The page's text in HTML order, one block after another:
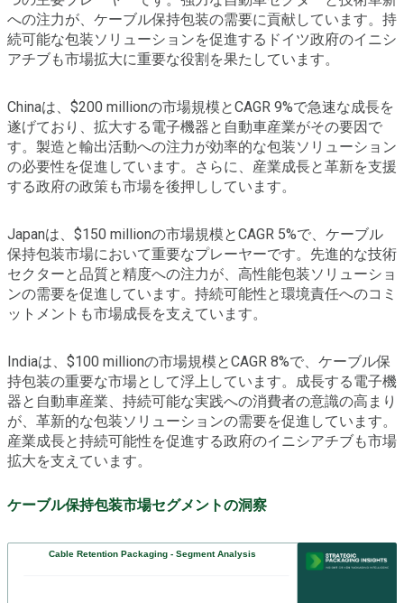
への注力が、ケーブル保持包装の需要に貢献しています。持
続可能な包装ソリューションを促進するドイツ政府のイニシ
アチブも市場拡大に重要な役割を果たしています。
Chinaは、$200 millionの市場規模とCAGR 9%で急速な成長を
遂げており、拡大する電子機器と自動車産業がその要因で
す。製造と輸出活動への注力が効率的な包装ソリューション
の必要性を促進しています。さらに、産業成長と革新を支援
する政府の政策も市場を後押ししています。
Japanは、$150 millionの市場規模とCAGR 5%で、ケーブル
保持包装市場において重要なプレーヤーです。先進的な技術
セクターと品質と精度への注力が、高性能包装ソリューショ
ンの需要を促進しています。持続可能性と環境責任へのコミ
ットメントも市場成長を支えています。
Indiaは、$100 millionの市場規模とCAGR 8%で、ケーブル保
持包装の重要な市場として浮上しています。成長する電子機
器と自動車産業、持続可能な実践への消費者の意識の高まり
が、革新的な包装ソリューションの需要を促進しています。
産業成長と持続可能性を促進する政府のイニシアチブも市場
拡大を支えています。
ケーブル保持包装市場セグメントの洞察